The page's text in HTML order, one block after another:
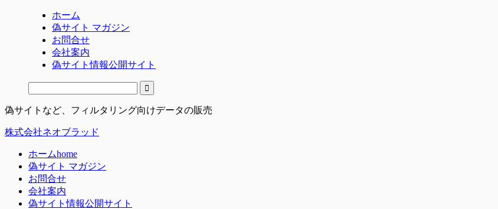
ホーム
偽サイト マガジン
お問合せ
会社案内
偽サイト情報公開サイト
偽サイトなど、フィルタリング向けデータの販売
株式会社ネオブラッド
ホームhome
偽サイト マガジン
お問合せ
会社案内
偽サイト情報公開サイト